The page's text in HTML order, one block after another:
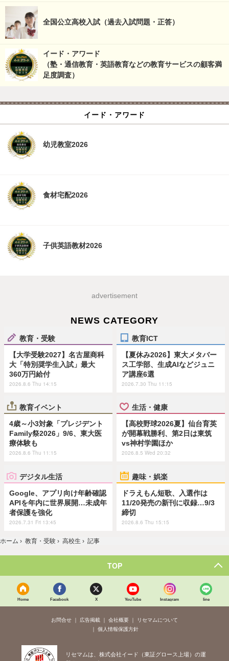
全国公立高校入試（過去入試問題・正答）
イード・アワード
（塾・通信教育・英語教育などの教育サービスの顧客満
足度調査）
イード・アワード
幼児教室2026
食材宅配2026
子供英語教材2026
advertisement
NEWS CATEGORY
教育・受験
【大学受験2027】名古屋商科
大「特別奨学生入試」最大
360万円給付
2026.8.6 Thu 14:15
教育ICT
【夏休み2026】東大メタバー
ス工学部、生成AIなどジュニ
ア講座6選
2026.7.30 Thu 11:15
教育イベント
4歳～小3対象「プレジデント
Family祭2026」9/6、東大医
療体験も
2026.8.6 Thu 11:15
生活・健康
【高校野球2026夏】仙台育英
が開幕戦勝利、第2日は東筑
vs神村学園ほか
2026.8.5 Wed 20:32
デジタル生活
Google、アプリ向け年齢確認
APIを年内に世界展開…未成年
者保護を強化
2026.7.31 Fri 13:45
趣味・娯楽
ドラえもん短歌、入選作は
11/20発売の新刊に収録…9/3
締切
2026.8.6 Thu 15:15
ホーム › 教育・受験 › 高校生 › 記事
TOP
Home Facebook X YouTube Instagram line
お問合せ 広告掲載 会社概要
リセマムについて
個人情報保護方針
リセマムは、株式会社イード（東証グロース上場）の運